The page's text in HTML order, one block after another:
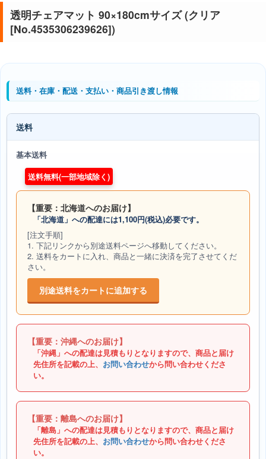
透明チェアマット 90×180cmサイズ (クリア
[No.4535306239626])
送料・在庫・配送・支払い・商品引き渡し情報
送料
基本送料
送料無料(一部地域除く)
【重要：北海道へのお届け】
「北海道」への配達には1,100円(税込)必要です。
[注文手順]
1. 下記リンクから別途送料ページへ移動してください。
2. 送料をカートに入れ、商品と一緒に決済を完了させてくだ
さい。
別途送料をカートに追加する
【重要：沖縄へのお届け】
「沖縄」への配達は見積もりとなりますので、商品と届け
先住所を記載の上、 お問い合わせから問い合わせくださ
い。
【重要：離島へのお届け】
「離島」への配達は見積もりとなりますので、商品と届け
先住所を記載の上、 お問い合わせから問い合わせくださ
い。